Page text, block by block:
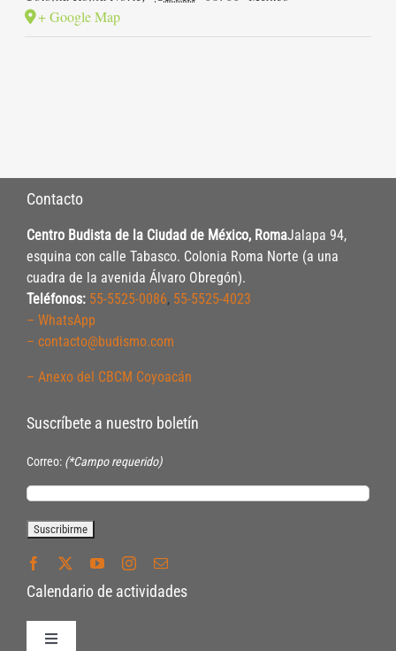
+ Google Map
Contacto
Centro Budista de la Ciudad de México, RomaJalapa 94,
esquina con calle Tabasco. Colonia Roma Norte (a una
cuadra de la avenida Álvaro Obregón).
Teléfonos: 55-5525-0086, 55-5525-4023
– WhatsApp
– contacto@budismo.com
– Anexo del CBCM Coyoacán
Suscríbete a nuestro boletín
Correo: (*Campo requerido)
Calendario de actividades
Toggle